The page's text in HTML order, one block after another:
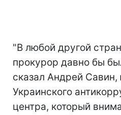
"В любой другой
прокурор давно бы
сказал Андрей
Украинского
центра, который